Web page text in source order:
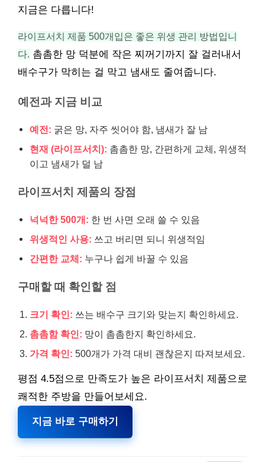
지금은 다릅니다!
라이프서치 제품 500개입은 좋은 위생 관리 방법입니
다. 촘촘한 망 덕분에 작은 찌꺼기까지 잘 걸러내서
배수구가 막히는 걸 막고 냄새도 줄여줍니다.
예전과 지금 비교
예전: 굵은 망, 자주 씻어야 함, 냄새가 잘 남
현재 (라이프서치): 촘촘한 망, 간편하게 교체, 위생적
이고 냄새가 덜 남
라이프서치 제품의 장점
넉넉한 500개: 한 번 사면 오래 쓸 수 있음
위생적인 사용: 쓰고 버리면 되니 위생적임
간편한 교체: 누구나 쉽게 바꿀 수 있음
구매할 때 확인할 점
크기 확인: 쓰는 배수구 크기와 맞는지 확인하세요.
촘촘함 확인: 망이 촘촘한지 확인하세요.
가격 확인: 500개가 가격 대비 괜찮은지 따져보세요.
평점 4.5점으로 만족도가 높은 라이프서치 제품으로
쾌적한 주방을 만들어보세요.
지금 바로 구매하기